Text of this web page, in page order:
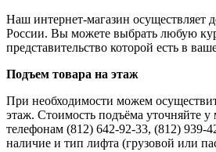
Наш интернет-магазин осуществляет
России. Вы можете выбрать любую
представительство которой есть в
Подъем товара на этаж
При необходимости можем
этаж. Стоимость подъёма уточняйте
телефонам (812) 642-92-33, (812) 939-
наличие и тип лифта (грузовой или